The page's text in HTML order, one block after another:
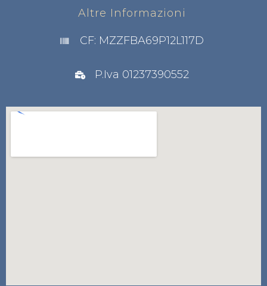
Altre Informazioni
CF: MZZFBA69P12L117D
P.Iva 01237390552